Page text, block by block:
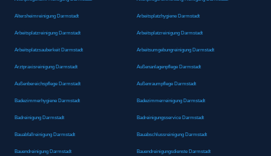
Altersheimreinigung Darmstadt Arbeitsplatzhygiene Darmstadt
Arbeitsplatzreinigung Darmstadt Arbeitsplatzreinigung Darmstadt
Arbeitsplatzsauberkeit Darmstadt Arbeitsumgebungreinigung Darmstadt
Arztpraxisreinigung Darmstadt Außenanlagenpflege Darmstadt
Außenbereichspflege Darmstadt Außenraumpflege Darmstadt
Badezimmerhygiene Darmstadt Badezimmerreinigung Darmstadt
Badreinigung Darmstadt Badreinigungsservice Darmstadt
Bauabfallreinigung Darmstadt Bauabschlussreinigung Darmstadt
Bauendreinigung Darmstadt Bauendreinigungsdienste Darmstadt